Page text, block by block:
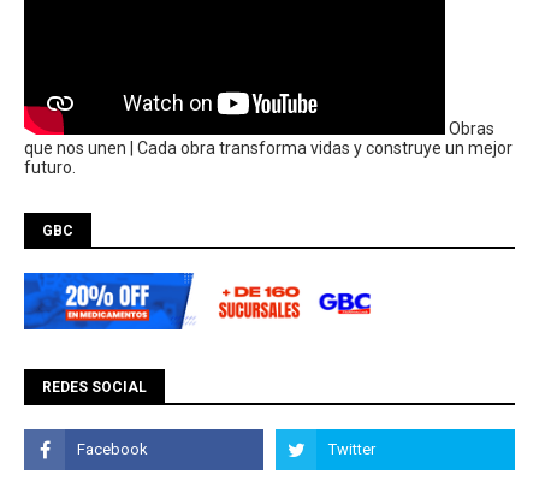
Obras
que nos unen | Cada obra transforma vidas y construye un mejor
futuro.
GBC
REDES SOCIAL